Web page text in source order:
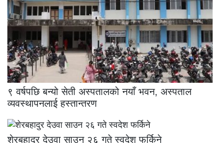
९ वर्षपछि बन्यो सेती अस्पतालको नयाँ भवन, अस्पताल
व्यवस्थापनलाई हस्तान्तरण
शेरबहादुर देउवा साउन २६ गते स्वदेश फर्किने